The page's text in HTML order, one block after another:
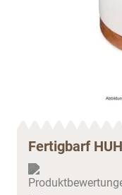
Fertigbarf